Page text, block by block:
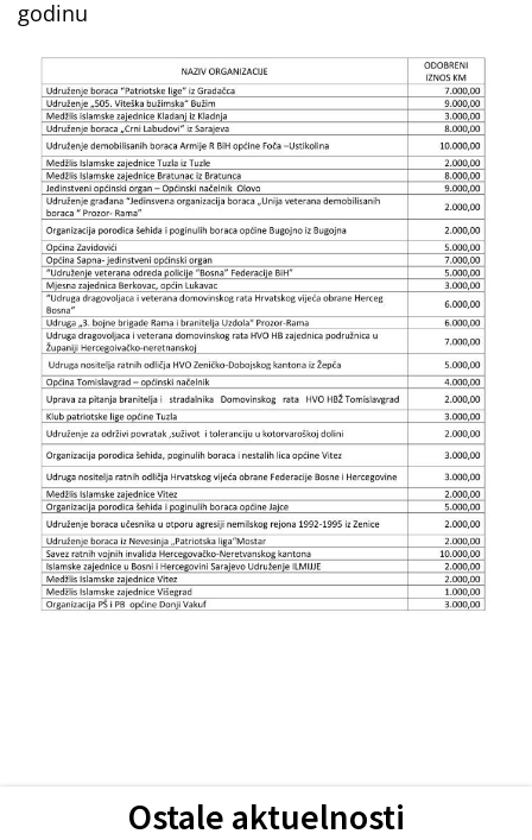
godinu
Ostale aktuelnosti